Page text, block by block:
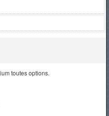
toutes options.